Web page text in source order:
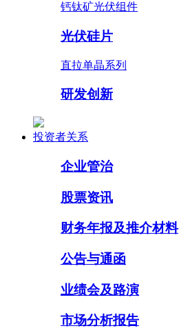
钙钛矿光伏组件
光伏硅片
直拉单晶系列
研发创新
投资者关系
企业管治
股票资讯
财务年报及推介材料
公告与通函
业绩会及路演
市场分析报告